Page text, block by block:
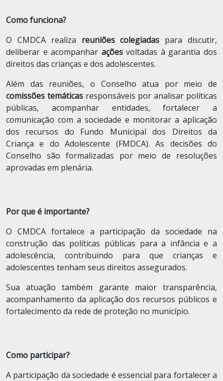
Como funciona?
O CMDCA realiza reuniões colegiadas para discutir,
deliberar e acompanhar açõesvoltadas à garantia dos
direitos das crianças e dos adolescentes.
Além das reuniões, o Conselho atua por meio de
comissões temáticas responsáveis por analisar políticas
públicas, acompanhar entidades, fortalecer a
comunicação com a sociedade e monitorar a aplicação
dos recursos do Fundo Municipal dos Direitos da
Criança e do Adolescente (FMDCA). As decisões do
Conselho são formalizadas por meio de resoluções
aprovadas em plenária.
Por que é importante?
O CMDCA fortalece a participação da sociedade na
construção das políticas públicas para a infância e a
adolescência, contribuindo para que crianças e
adolescentes tenham seus direitos assegurados.
Sua atuação também garante maior transparência,
acompanhamento da aplicação dos recursos públicos e
fortalecimento da rede de proteção no município.
Como participar?
A participação da sociedade é essencial para fortalecer a